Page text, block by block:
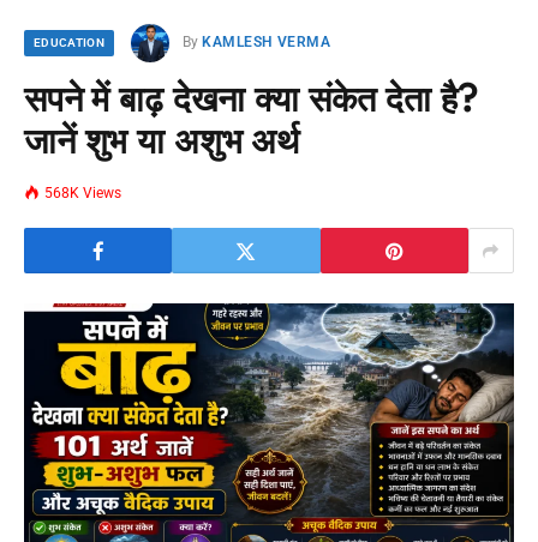
EDUCATION By KAMLESH VERMA
सपने में बाढ़ देखना क्या संकेत देता है?
जानें शुभ या अशुभ अर्थ
568K Views